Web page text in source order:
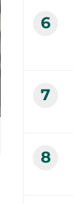
6
7
8